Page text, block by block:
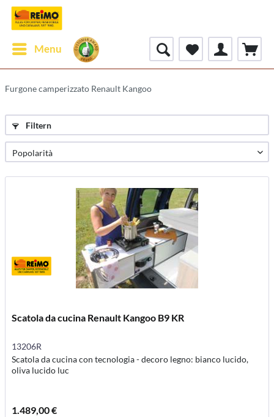
Menu
Furgone camperizzato Renault Kangoo
Filtern
Scatola da cucina Renault Kangoo B9 KR
13206R
Scatola da cucina con tecnologia - decoro legno: bianco lucido,
oliva lucido luc
1.489,00 €